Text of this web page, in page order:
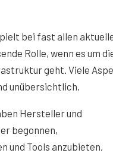
bei fast allen
Rolle, wenn es um
geht. Viele
unübersichtlich.
Hersteller und
begonnen,
und Tools anzubieten,